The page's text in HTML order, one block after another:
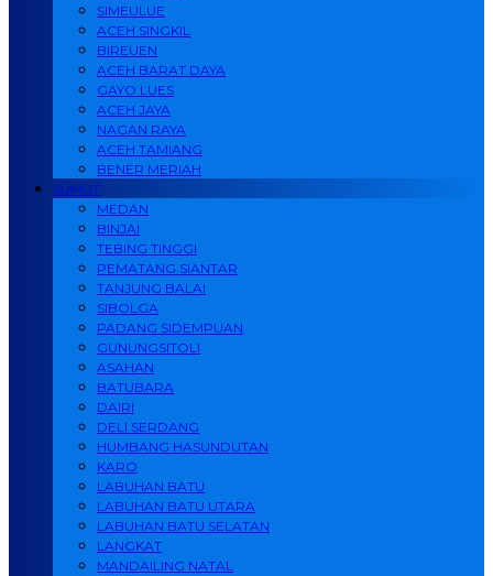
SIMEULUE
ACEH SINGKIL
BIREUEN
ACEH BARAT DAYA
GAYO LUES
ACEH JAYA
NAGAN RAYA
ACEH TAMIANG
BENER MERIAH
SUMUT
MEDAN
BINJAI
TEBING TINGGI
PEMATANG SIANTAR
TANJUNG BALAI
SIBOLGA
PADANG SIDEMPUAN
GUNUNGSITOLI
ASAHAN
BATUBARA
DAIRI
DELI SERDANG
HUMBANG HASUNDUTAN
KARO
LABUHAN BATU
LABUHAN BATU UTARA
LABUHAN BATU SELATAN
LANGKAT
MANDAILING NATAL